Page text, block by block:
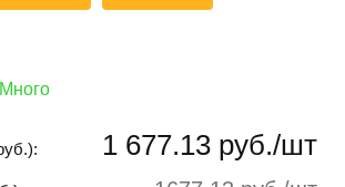
Много
1 677.13 руб./шт